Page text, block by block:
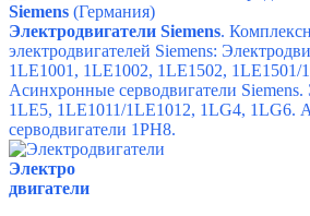
Siemens (Германия)
Электродвигатели Siemens.
электродвигателей Siemens:
1LE1001, 1LE1002, 1LE1502, 1LE1501/
Асинхронные серводвигатели Siemens.
1LE5, 1LE1011/1LE1012, 1LG4, 1LG6.
серводвигатели 1PH8.
Электро
двигатели